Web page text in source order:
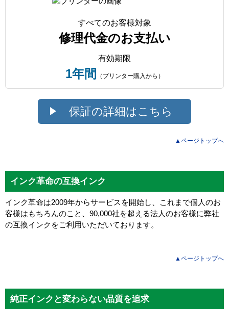
すべてのお客様対象
修理代金のお支払い
有効期限
1年間 （プリンター購入から）
保証の詳細はこちら
▲ページトップへ
インク革命の互換インク
インク革命は2009年からサービスを開始し、これまで個人のお
客様はもちろんのこと、90,000社を超える法人のお客様に弊社
の互換インクをご利用いただいております。
▲ページトップへ
純正インクと変わらない品質を追求